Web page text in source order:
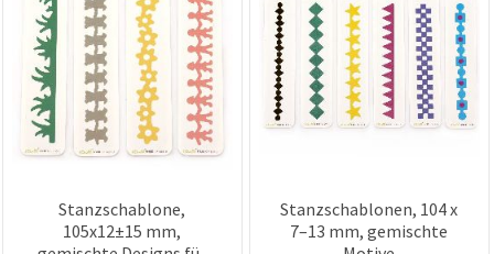
Stanzschablone,
105x12±15 mm,
Stanzschablonen, 104 x
7–13 mm, gemischte